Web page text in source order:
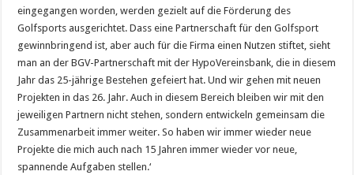
eingegangen worden, werden gezielt auf die Förderung des
Golfsports ausgerichtet. Dass eine Partnerschaft für den Golfsport
gewinnbringend ist, aber auch für die Firma einen Nutzen stiftet, sieht
man an der BGV-Partnerschaft mit der HypoVereinsbank, die in diesem
Jahr das 25-jährige Bestehen gefeiert hat. Und wir gehen mit neuen
Projekten in das 26. Jahr. Auch in diesem Bereich bleiben wir mit den
jeweiligen Partnern nicht stehen, sondern entwickeln gemeinsam die
Zusammenarbeit immer weiter. So haben wir immer wieder neue
Projekte die mich auch nach 15 Jahren immer wieder vor neue,
spannende Aufgaben stellen.‘